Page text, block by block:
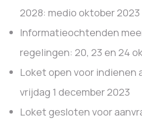
2028: medio oktober 2023
Informatieochtenden
regelingen: 20, 23 en 24
Loket open voor indienen
vrijdag 1 december 2023
Loket gesloten voor